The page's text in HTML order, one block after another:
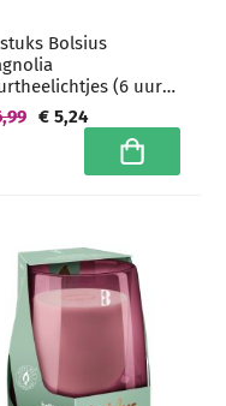
Bolsius
(6 uur)
cups
€ 5,24
In